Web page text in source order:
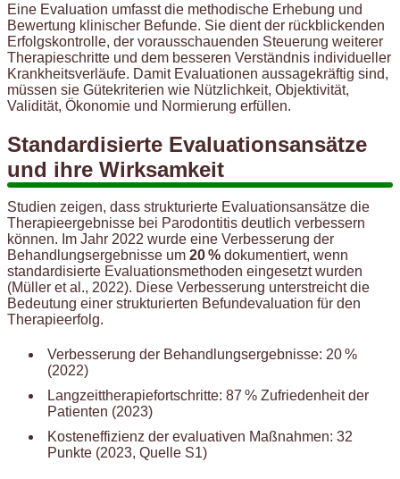
Eine Evaluation umfasst die methodische Erhebung und
Bewertung klinischer Befunde. Sie dient der rückblickenden
Erfolgskontrolle, der vorausschauenden Steuerung weiterer
Therapieschritte und dem besseren Verständnis individueller
Krankheitsverläufe. Damit Evaluationen aussagekräftig sind,
müssen sie Gütekriterien wie Nützlichkeit, Objektivität,
Validität, Ökonomie und Normierung erfüllen.
Standardisierte Evaluationsansätze
und ihre Wirksamkeit
Studien zeigen, dass strukturierte Evaluationsansätze die
Therapieergebnisse bei Parodontitis deutlich verbessern
können. Im Jahr 2022 wurde eine Verbesserung der
Behandlungsergebnisse um 20 % dokumentiert, wenn
standardisierte Evaluationsmethoden eingesetzt wurden
(Müller et al., 2022). Diese Verbesserung unterstreicht die
Bedeutung einer strukturierten Befundevaluation für den
Therapieerfolg.
Verbesserung der Behandlungsergebnisse: 20 %
(2022)
Langzeittherapiefortschritte: 87 % Zufriedenheit der
Patienten (2023)
Kosteneffizienz der evaluativen Maßnahmen: 32
Punkte (2023, Quelle S1)